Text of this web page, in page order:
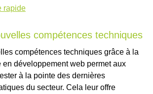
rapide
compétences techniques
compétences techniques grâce à la
en développement web permet aux
à la pointe des dernières
du secteur. Cela leur offre